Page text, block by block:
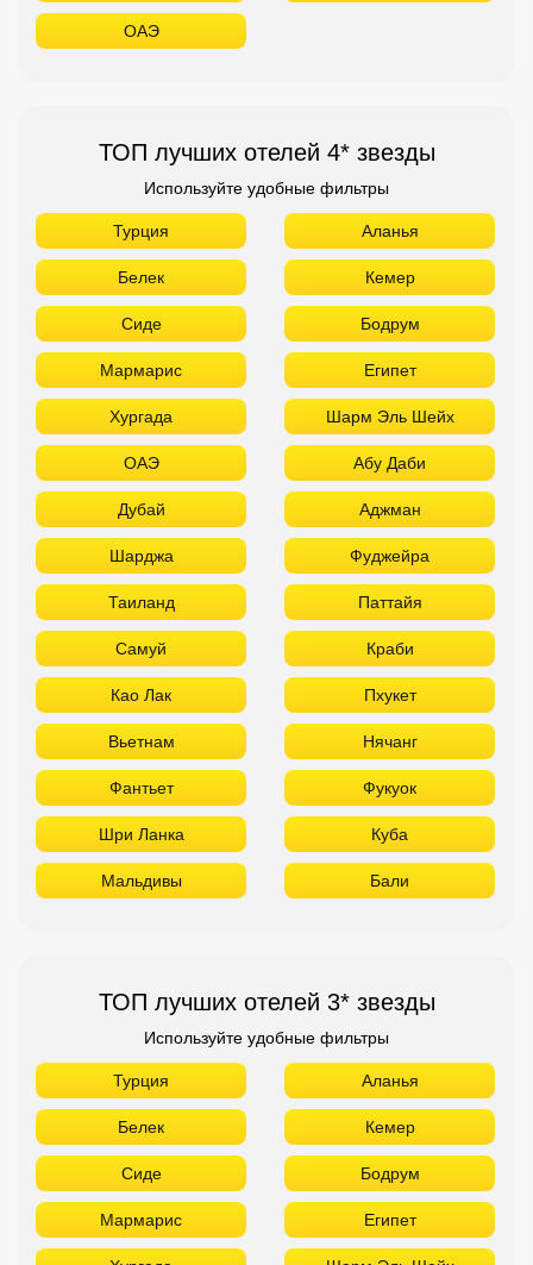
ОАЭ
ТОП лучших отелей 4* звезды
Используйте удобные фильтры
Турция Аланья
Белек Кемер
Сиде Бодрум
Мармарис Египет
Хургада Шарм Эль Шейх
ОАЭ Абу Даби
Дубай Аджман
Шарджа Фуджейра
Таиланд Паттайя
Самуй Краби
Као Лак Пхукет
Вьетнам Нячанг
Фантьет Фукуок
Шри Ланка Куба
Мальдивы Бали
ТОП лучших отелей 3* звезды
Используйте удобные фильтры
Турция Аланья
Белек Кемер
Сиде Бодрум
Мармарис Египет